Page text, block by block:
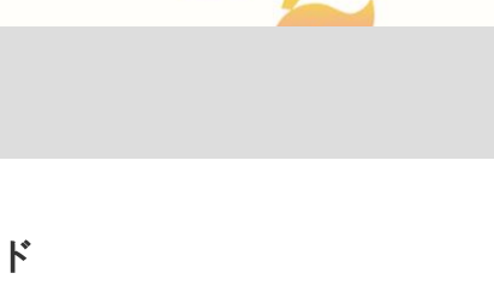
い」『北の国から』倉本聰氏（91...